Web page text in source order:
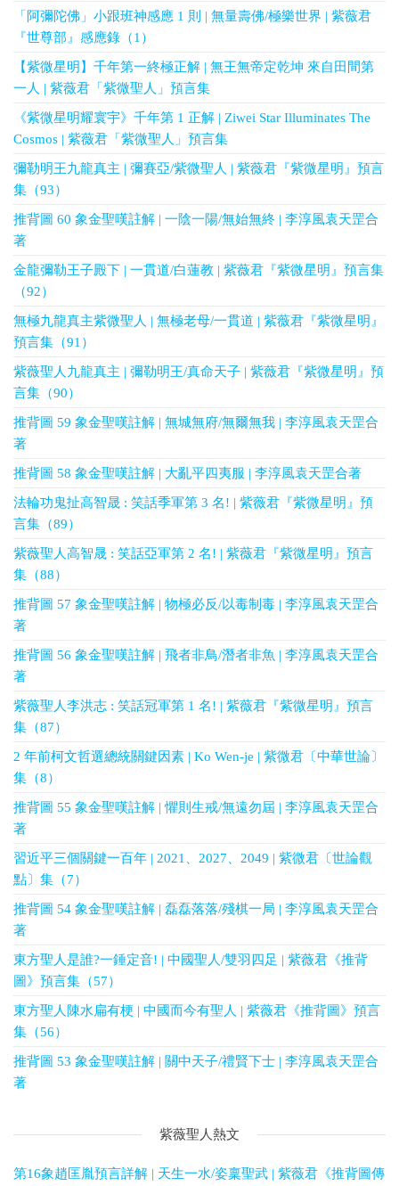
「阿彌陀佛」小跟班神感應 1 則 | 無量壽佛/極樂世界 | 紫薇君
『世尊部』感應錄（1）
【紫微星明】千年第一終極正解 | 無王無帝定乾坤 來自田間第
一人 | 紫薇君「紫微聖人」預言集
《紫微星明耀寰宇》千年第 1 正解 | Ziwei Star Illuminates The
Cosmos | 紫薇君「紫微聖人」預言集
彌勒明王九龍真主 | 彌賽亞/紫微聖人 | 紫薇君『紫微星明』預言
集（93）
推背圖 60 象金聖嘆註解 | 一陰一陽/無始無終 | 李淳風袁天罡合
著
金龍彌勒王子殿下 | 一貫道/白蓮教 | 紫薇君『紫微星明』預言集
（92）
無極九龍真主紫微聖人 | 無極老母/一貫道 | 紫薇君『紫微星明』
預言集（91）
紫薇聖人九龍真主 | 彌勒明王/真命天子 | 紫薇君『紫微星明』預
言集（90）
推背圖 59 象金聖嘆註解 | 無城無府/無爾無我 | 李淳風袁天罡合
著
推背圖 58 象金聖嘆註解 | 大亂平四夷服 | 李淳風袁天罡合著
法輪功鬼扯高智晟 : 笑話季軍第 3 名! | 紫薇君『紫微星明』預
言集（89）
紫薇聖人高智晟 : 笑話亞軍第 2 名! | 紫薇君『紫微星明』預言
集（88）
推背圖 57 象金聖嘆註解 | 物極必反/以毒制毒 | 李淳風袁天罡合
著
推背圖 56 象金聖嘆註解 | 飛者非鳥/潛者非魚 | 李淳風袁天罡合
著
紫薇聖人李洪志 : 笑話冠軍第 1 名! | 紫薇君『紫微星明』預言
集（87）
2 年前柯文哲選總統關鍵因素 | Ko Wen-je | 紫微君〔中華世論〕
集（8）
推背圖 55 象金聖嘆註解 | 懼則生戒/無遠勿屆 | 李淳風袁天罡合
著
習近平三個關鍵一百年 | 2021、2027、2049 | 紫微君〔世論觀
點〕集（7）
推背圖 54 象金聖嘆註解 | 磊磊落落/殘棋一局 | 李淳風袁天罡合
著
東方聖人是誰?一錘定音! | 中國聖人/雙羽四足 | 紫薇君《推背
圖》預言集（57）
東方聖人陳水扁有梗 | 中國而今有聖人 | 紫薇君《推背圖》預言
集（56）
推背圖 53 象金聖嘆註解 | 關中天子/禮賢下士 | 李淳風袁天罡合
著
紫薇聖人熱文
第16象趙匡胤預言詳解 | 天生一水/姿稟聖武 | 紫薇君《推背圖傳